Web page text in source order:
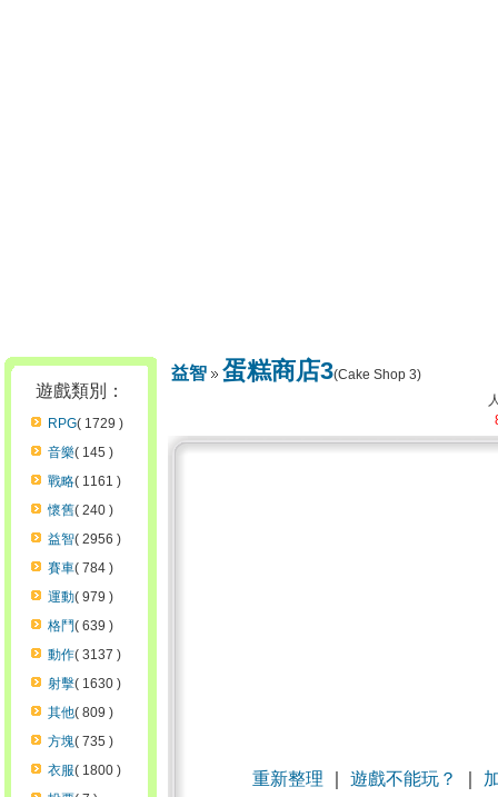
遊戲類別：
RPG( 1729 )
音樂( 145 )
戰略( 1161 )
懷舊( 240 )
益智( 2956 )
賽車( 784 )
運動( 979 )
格鬥( 639 )
動作( 3137 )
射擊( 1630 )
其他( 809 )
方塊( 735 )
衣服( 1800 )
益智 蛋糕商店3(Cake Shop 3)
重新整理 ｜遊戲不能玩？